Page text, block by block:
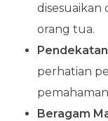
disesuaikan
orang tua.
perhatian
Beragam